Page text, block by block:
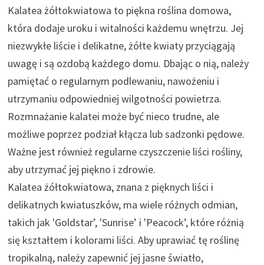
Kalatea żółtokwiatowa to piękna roślina domowa,
która dodaje uroku i witalności każdemu wnętrzu. Jej
niezwykłe liście i delikatne, żółte kwiaty przyciągają
uwagę i są ozdobą każdego domu. Dbając o nią, należy
pamiętać o regularnym podlewaniu, nawożeniu i
utrzymaniu odpowiedniej wilgotności powietrza.
Rozmnażanie kalatei może być nieco trudne, ale
możliwe poprzez podział kłącza lub sadzonki pędowe.
Ważne jest również regularne czyszczenie liści rośliny,
aby utrzymać jej piękno i zdrowie.
Kalatea żółtokwiatowa, znana z pięknych liści i
delikatnych kwiatuszków, ma wiele różnych odmian,
takich jak 'Goldstar’, 'Sunrise’ i 'Peacock’, które różnią
się kształtem i kolorami liści. Aby uprawiać tę roślinę
tropikalną, należy zapewnić jej jasne światło,